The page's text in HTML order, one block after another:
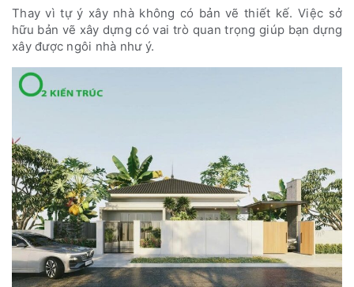
Thay vì tự ý xây nhà không có bản vẽ thiết kế. Việc sở
hữu bản vẽ xây dựng có vai trò quan trọng giúp bạn dựng
xây được ngôi nhà như ý.